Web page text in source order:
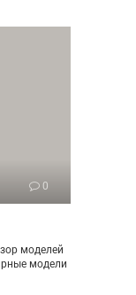
0
моделей
модели